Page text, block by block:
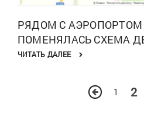
РЯДОМ С
ПОМЕНЯЛАСЬ СХЕМА
ЧИТАТЬ ДАЛЕЕ
1 2